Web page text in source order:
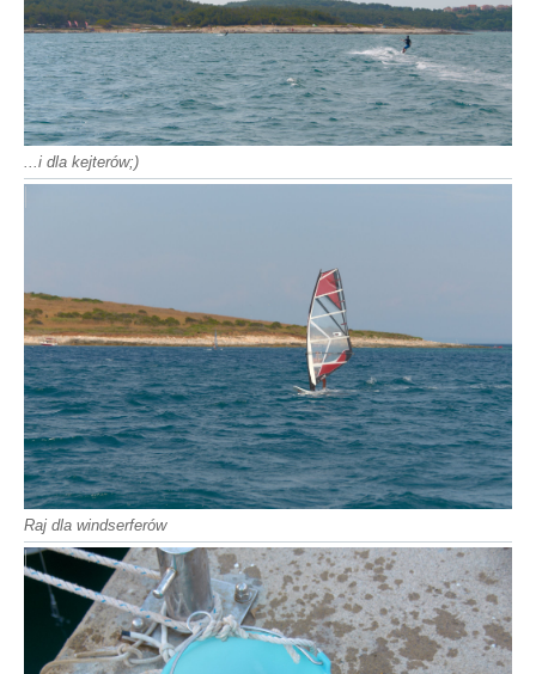
...i dla kejterów;)
Raj dla windserferów